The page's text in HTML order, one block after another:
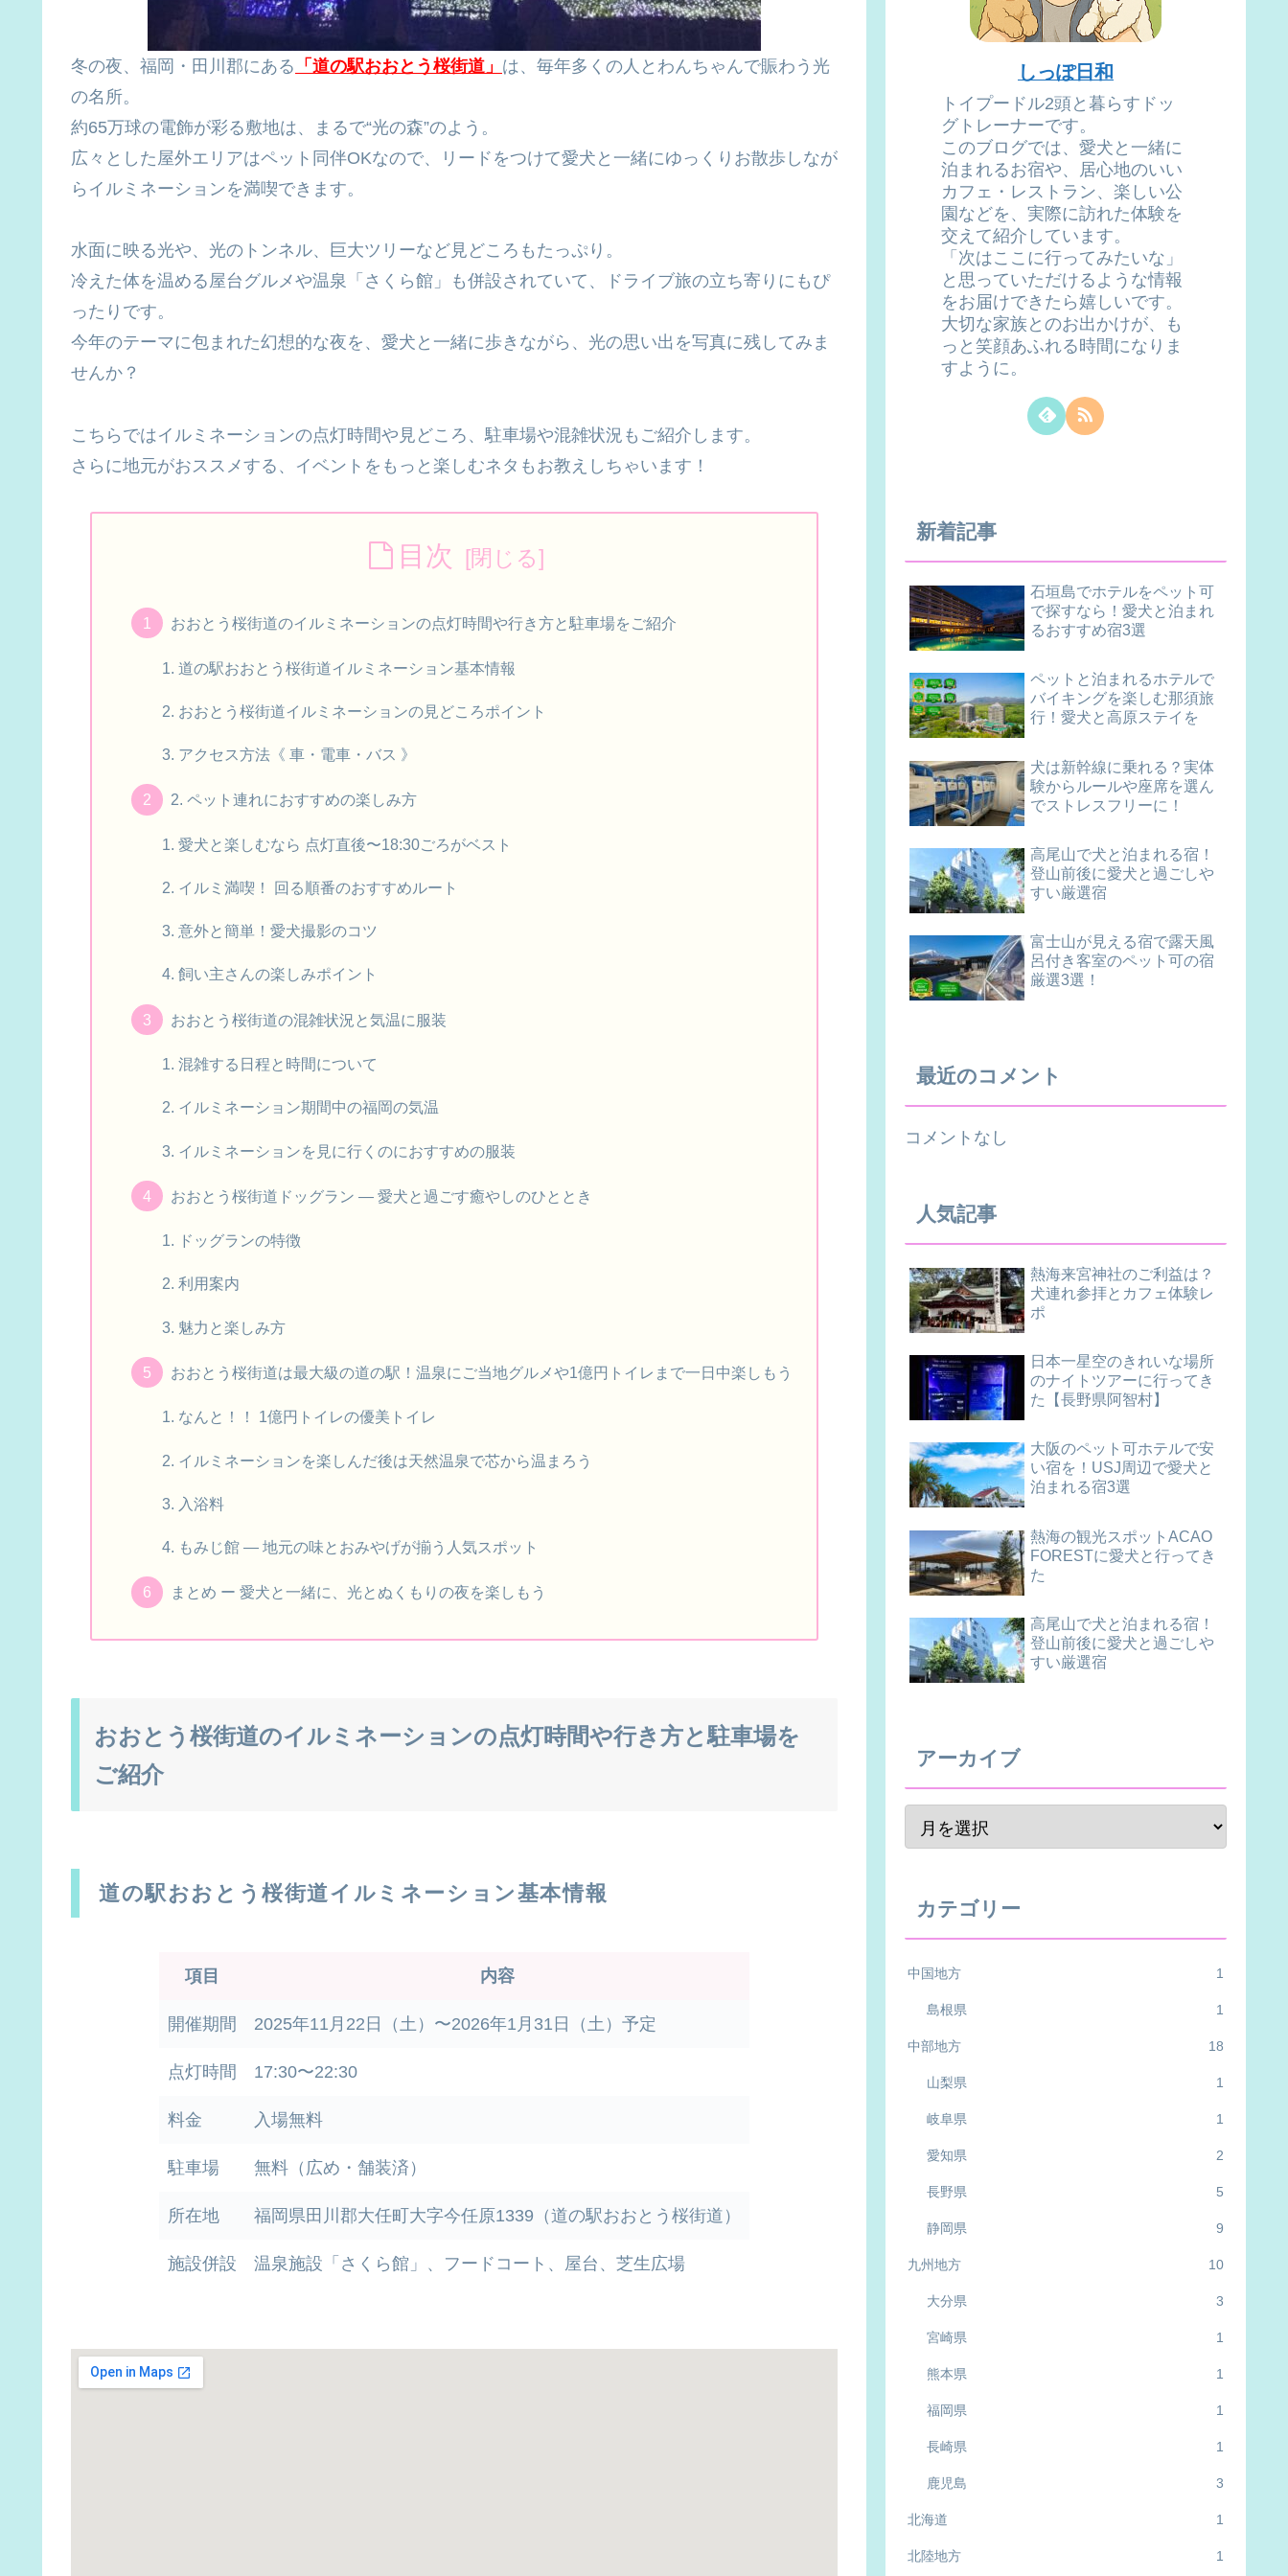
冬の夜、福岡・田川郡にある 「道の駅おおとう桜街道」 は、毎年多くの人とわんちゃんで賑わう光
の名所。
約65万球の電飾が彩る敷地は、まるで“光の森”のよう。
広々とした屋外エリアはペット同伴OKなので、リードをつけて愛犬と一緒にゆっくりお散歩しなが
らイルミネーションを満喫できます。
水面に映る光や、光のトンネル、巨大ツリーなど見どころもたっぷり。
冷えた体を温める屋台グルメや温泉「さくら館」も併設されていて、ドライブ旅の立ち寄りにもぴ
ったりです。
今年のテーマに包まれた幻想的な夜を、愛犬と一緒に歩きながら、光の思い出を写真に残してみま
せんか？
こちらではイルミネーションの点灯時間や見どころ、駐車場や混雑状況もご紹介します。
さらに地元がおススメする、イベントをもっと楽しむネタもお教えしちゃいます！
目次
おおとう桜街道のイルミネーションの点灯時間や行き方と駐車場をご紹介
道の駅おおとう桜街道イルミネーション基本情報
おおとう桜街道イルミネーションの見どころポイント
アクセス方法《 車・電車・バス 》
2. ペット連れにおすすめの楽しみ方
愛犬と楽しむなら 点灯直後〜18:30ごろがベスト
イルミ満喫！ 回る順番のおすすめルート
意外と簡単！愛犬撮影のコツ
飼い主さんの楽しみポイント
おおとう桜街道の混雑状況と気温に服装
混雑する日程と時間について
イルミネーション期間中の福岡の気温
イルミネーションを見に行くのにおすすめの服装
おおとう桜街道ドッグラン ― 愛犬と過ごす癒やしのひととき
ドッグランの特徴
利用案内
魅力と楽しみ方
おおとう桜街道は最大級の道の駅！温泉にご当地グルメや1億円トイレまで一日中楽しもう
なんと！！ 1億円トイレの優美トイレ
イルミネーションを楽しんだ後は天然温泉で芯から温まろう
入浴料
もみじ館 ― 地元の味とおみやげが揃う人気スポット
まとめ ー 愛犬と一緒に、光とぬくもりの夜を楽しもう
おおとう桜街道のイルミネーションの点灯時間や行き方と駐車場を
ご紹介
道の駅おおとう桜街道イルミネーション基本情報
項目 内容
開催期間 2025年11月22日（土）〜2026年1月31日（土）予定
点灯時間 17:30〜22:30
料金 入場無料
駐車場 無料（広め・舗装済）
所在地 福岡県田川郡大任町大字今任原1339（道の駅おおとう桜街道）
施設併設 温泉施設「さくら館」、フードコート、屋台、芝生広場
しっぽ日和
トイプードル2頭と暮らすドッ
グトレーナーです。
このブログでは、愛犬と一緒に
泊まれるお宿や、居心地のいい
カフェ・レストラン、楽しい公
園などを、実際に訪れた体験を
交えて紹介しています。
「次はここに行ってみたいな」
と思っていただけるような情報
をお届けできたら嬉しいです。
大切な家族とのお出かけが、も
っと笑顔あふれる時間になりま
すように。
新着記事
石垣島でホテルをペット可
で探すなら！愛犬と泊まれ
るおすすめ宿3選
ペットと泊まれるホテルで
バイキングを楽しむ那須旅
行！愛犬と高原ステイを
犬は新幹線に乗れる？実体
験からルールや座席を選ん
でストレスフリーに！
高尾山で犬と泊まれる宿！
登山前後に愛犬と過ごしや
すい厳選宿
富士山が見える宿で露天風
呂付き客室のペット可の宿
厳選3選！
最近のコメント
コメントなし
人気記事
熱海来宮神社のご利益は？
犬連れ参拝とカフェ体験レ
ポ
日本一星空のきれいな場所
のナイトツアーに行ってき
た【長野県阿智村】
大阪のペット可ホテルで安
い宿を！USJ周辺で愛犬と
泊まれる宿3選
熱海の観光スポットACAO
FORESTに愛犬と行ってき
た
高尾山で犬と泊まれる宿！
登山前後に愛犬と過ごしや
すい厳選宿
アーカイブ
カテゴリー
中国地方 1
島根県 1
中部地方 18
山梨県 1
岐阜県 1
愛知県 2
長野県 5
静岡県 9
九州地方 10
大分県 3
宮崎県 1
熊本県 1
福岡県 1
長崎県 1
鹿児島 3
北海道 1
北陸地方 1